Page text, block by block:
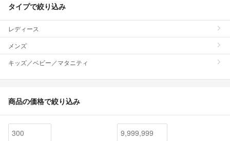
タイプで絞り込み
レディース
メンズ
キッズ／ベビー／マタニティ
商品の価格で絞り込み